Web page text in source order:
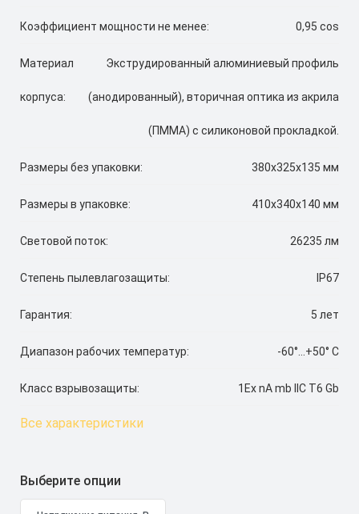
Коэффициент мощности не менее: 0,95 cos
Материал
корпуса:
Экструдированный алюминиевый профиль
(анодированный), вторичная оптика из акрила
(ПММА) с силиконовой прокладкой.
Размеры без упаковки: 380x325x135 мм
Размеры в упаковке: 410x340x140 мм
Световой поток: 26235 лм
Степень пылевлагозащиты: IP67
Гарантия: 5 лет
Диапазон рабочих температур: -60°...+50° C
Класс взрывозащиты: 1Ex nA mb IIC T6 Gb
Все характеристики
Выберите опции